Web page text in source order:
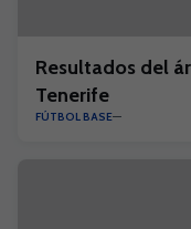
Resultados del
Tenerife
FÚTBOL BASE